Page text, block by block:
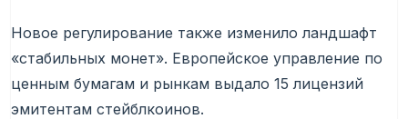
Новое регулирование также изменило ландшафт
«стабильных монет». Европейское управление по
ценным бумагам и рынкам выдало 15 лицензий
эмитентам стейблкоинов.